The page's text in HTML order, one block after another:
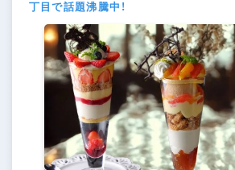
丁目で話題沸騰中！